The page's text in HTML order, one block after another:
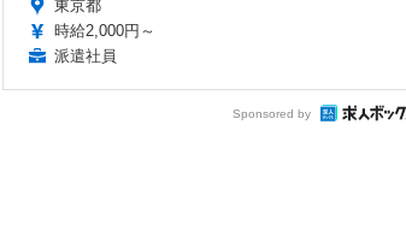
東京都
時給2,000円～
派遣社員
Sponsored by